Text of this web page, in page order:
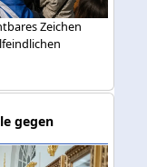
Zeichen
gegen